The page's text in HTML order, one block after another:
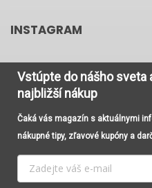
Používame cookies, aby
prehliadanie webu a
neustále zlepšovali jeho
informácií nájdete v
INSTAGRAM
Vstúpte do nášho sveta
najbližší nákup
Čaká vás magazín s aktuálnymi
nákupné tipy, zľavové kupóny a